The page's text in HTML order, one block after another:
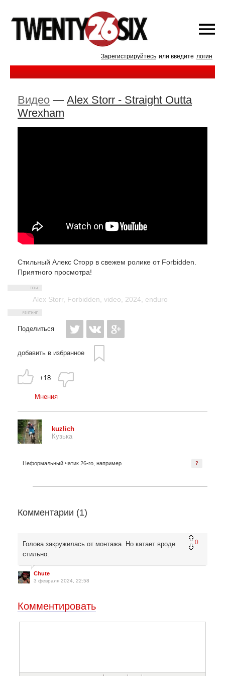
Зарегистрируйтесь или введите логин
Видео — Alex Storr - Straight Outta
Wrexham
Стильный Алекс Сторр в свежем ролике от Forbidden.
Приятного просмотра!
Alex Storr Forbidden video 2024 enduro
Поделиться
добавить в избранное
+18
Мнения
kuzlich
Кузька
?
Неформальный чатик 26-го, например
Комментарии (1)
0
Голова закружилась от монтажа. Но катает вроде
стильно.
Chute
3 февраля 2024, 22:58
Комментировать